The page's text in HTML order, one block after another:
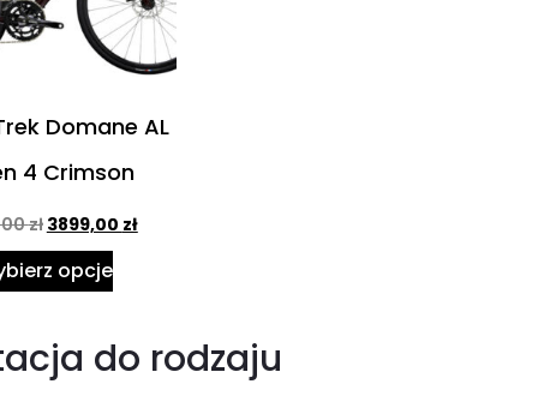
Domane AL
4 Crimson
zł 3899,00 zł
opcje
do rodzaju